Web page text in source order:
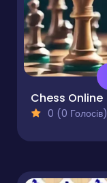
Chess Online
0 (0 Голосів)